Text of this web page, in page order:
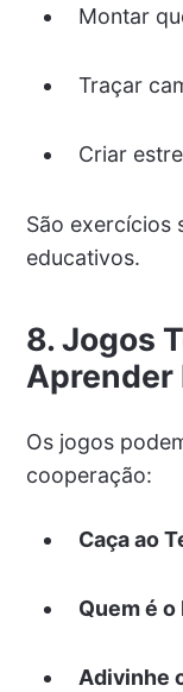
Montar
Traçar
Criar
São exercícios
educativos.
8. Jogos
Aprender
Os jogos
cooperação:
Caça ao
Quem é o
Adivinhe